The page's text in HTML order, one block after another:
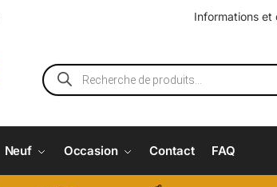
Informations
Neuf Occasion Contact FAQ